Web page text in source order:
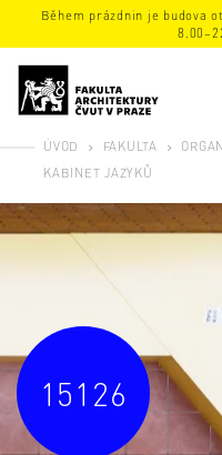
Během prázdnin je budova
ÚVOD FAKULTA
KABINET JAZYKŮ
15126